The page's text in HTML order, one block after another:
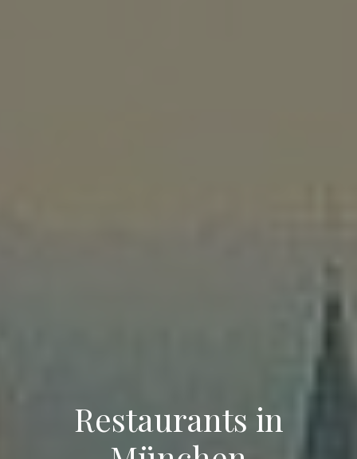
Restaurants in